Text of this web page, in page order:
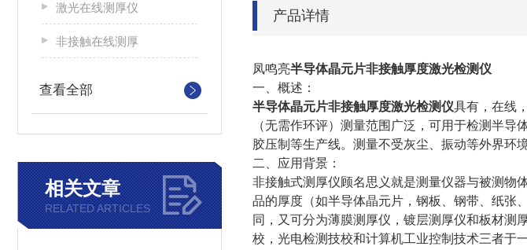
激光在线测厚仪
非接触在线测厚
查看全部
相关文章
RELATED ARTICLES
产品详情
凤鸣亮半导体晶元片非接触厚度激光检测仪
一、概述：
半导体晶元片非接触厚度激光检测仪具有，在线
（无需作环评）测量范围广泛，可用于检测半
胶压制等生产线。测量不受灰尘、振动等外界环
二、应用背景：
非接触式测厚仪顾名思义就是测量仪器与被测物
品的厚度（如半导体晶元片，钢板、钢带、纸张
同，又可分为薄膜测厚仪，镀层测厚仪和板材测
校，光电检测技校和计算机工业控制技术三者于